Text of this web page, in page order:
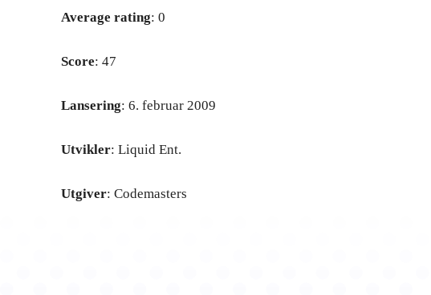
Average rating: 0
Score: 47
Lansering: 6. februar 2009
Utvikler: Liquid Ent.
Utgiver: Codemasters